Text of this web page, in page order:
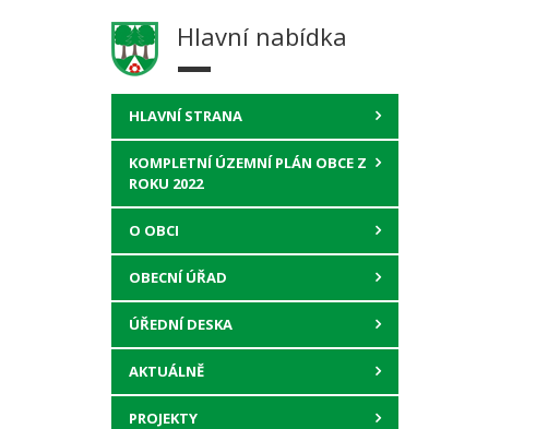
Hlavní nabídka
HLAVNÍ STRANA
KOMPLETNÍ ÚZEMNÍ PLÁN OBCE Z
ROKU 2022
O OBCI
OBECNÍ ÚŘAD
ÚŘEDNÍ DESKA
AKTUÁLNĚ
PROJEKTY